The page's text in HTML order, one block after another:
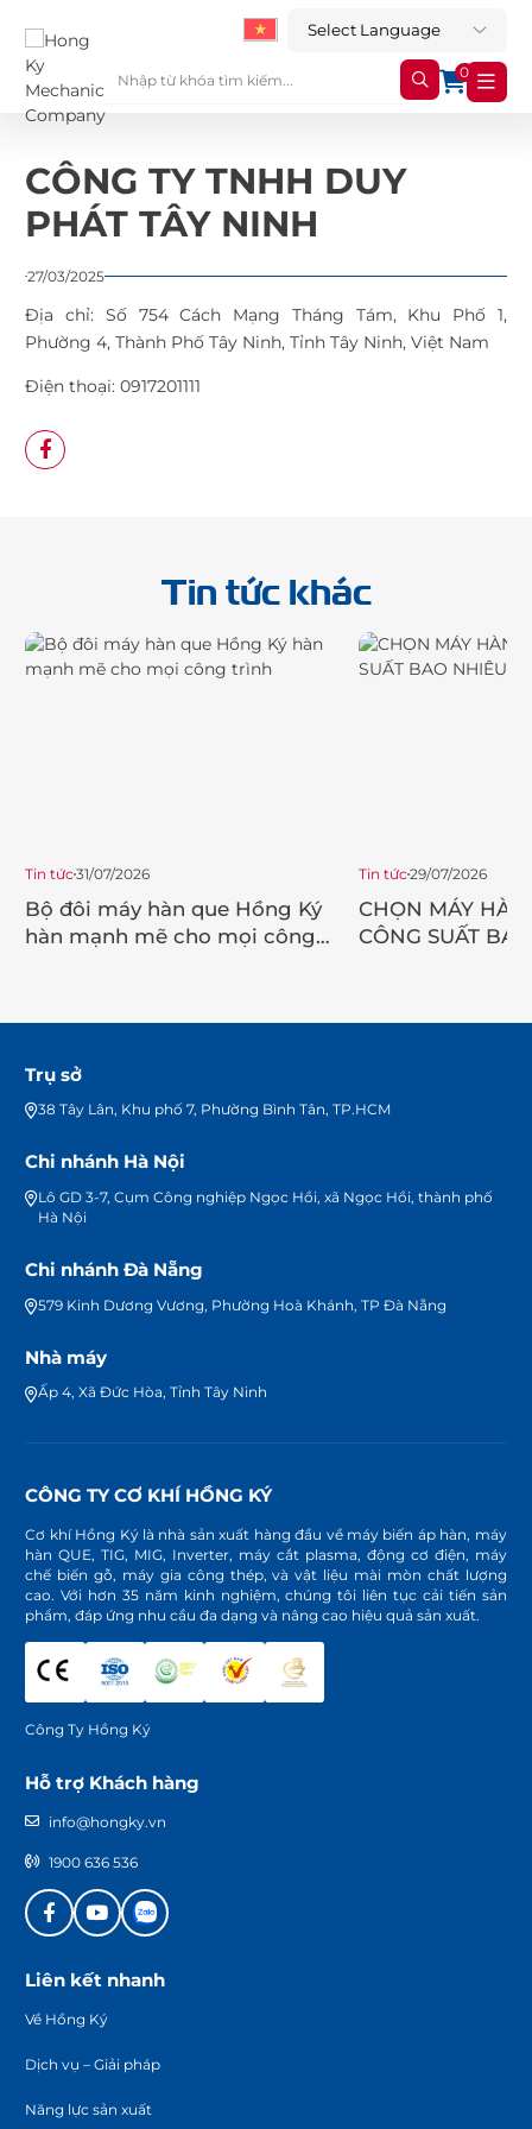
0
CÔNG TY TNHH DUY
PHÁT TÂY NINH
27/03/2025
Địa chỉ: Số 754 Cách Mạng Tháng Tám, Khu Phố 1,
Phường 4, Thành Phố Tây Ninh, Tỉnh Tây Ninh, Việt Nam
Điện thoại:0917201111
Tin tức khác
Tin tức31/07/2026
Bộ đôi máy hàn que Hồng Ký
hàn mạnh mẽ cho mọi công
Tin tức29/07/2026
CHỌN MÁY
CÔNG SUẤT
Trụ sở
38 Tây Lân, Khu phố 7, Phường Bình Tân, TP.HCM
Chi nhánh Hà Nội
Lô GD 3-7, Cụm Công nghiệp Ngọc Hồi, xã Ngọc Hồi, thành phố
Hà Nội
Chi nhánh Đà Nẵng
579 Kinh Dương Vương, Phường Hoà Khánh, TP Đà Nẵng
Nhà máy
Ấp 4, Xã Đức Hòa, Tỉnh Tây Ninh
CÔNG TY CƠ KHÍ HỒNG KÝ
Cơ khí Hồng Ký là nhà sản xuất hàng đầu về máy biến áp hàn, máy
hàn QUE, TIG, MIG, Inverter, máy cắt plasma, động cơ điện, máy
chế biến gỗ, máy gia công thép, và vật liệu mài mòn chất lượng
cao. Với hơn 35 năm kinh nghiệm, chúng tôi liên tục cải tiến sản
phẩm, đáp ứng nhu cầu đa dạng và nâng cao hiệu quả sản xuất.
Công Ty Hồng Ký
Hỗ trợ Khách hàng
info@hongky.vn
1900 636 536
Liên kết nhanh
Về Hồng Ký
Dịch vụ – Giải pháp
Năng lực sản xuất